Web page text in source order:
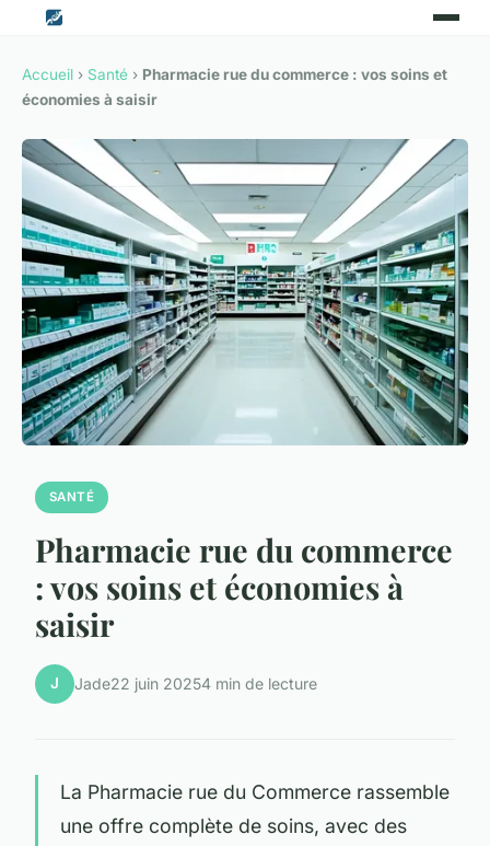
Accueil › Santé › Pharmacie rue du commerce : vos soins et
économies à saisir
SANTÉ
Pharmacie rue du commerce
: vos soins et économies à
saisir
J Jade22 juin 20254 min de lecture
La Pharmacie rue du Commerce rassemble
une offre complète de soins, avec des